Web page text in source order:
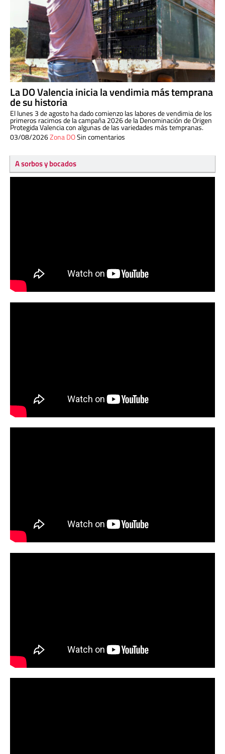
La DO Valencia inicia la vendimia más temprana
de su historia
El lunes 3 de agosto ha dado comienzo las labores de vendimia de los
primeros racimos de la campaña 2026 de la Denominación de Origen
Protegida Valencia con algunas de las variedades más tempranas.
03/08/2026Zona DOSin comentarios
A sorbos y bocados